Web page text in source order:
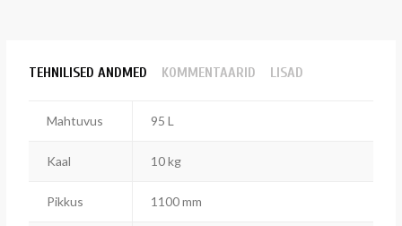
TEHNILISED ANDMED KOMMENTAARID LISAD
Mahtuvus 95 L
Kaal 10 kg
Pikkus 1100 mm